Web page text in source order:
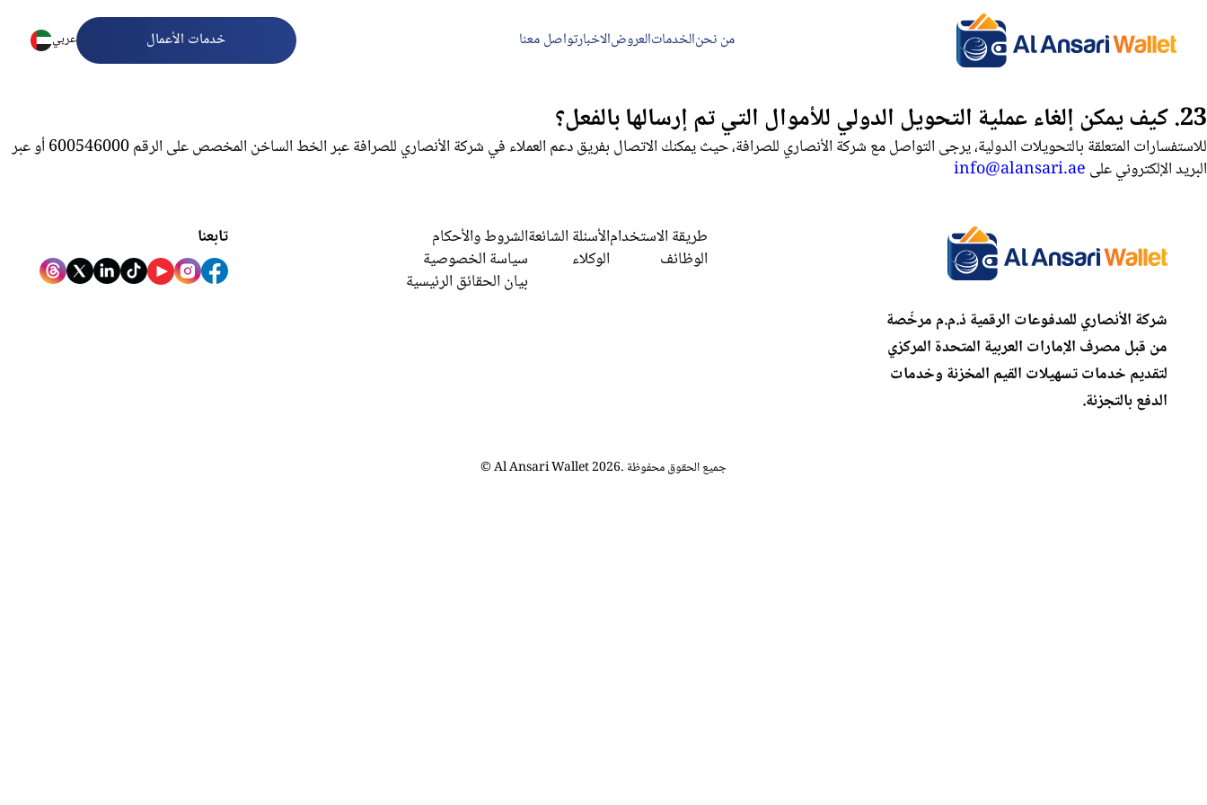
من نحنالخدماتالعروضالاخبارتواصل معنا خدمات الأعمال عربي
23. كيف يمكن إلغاء عملية التحويل الدولي للأموال التي تم إرسالها بالفعل؟
للاستفسارات المتعلقة بالتحويلات الدولية، يرجى التواصل مع شركة الأنصاري للصرافة، حيث يمكنك الاتصال بفريق دعم العملاء في شركة الأنصاري للصرافة عبر الخط الساخن المخصص على الرقم 600546000 أو عبر
البريد الإلكتروني على info@alansari.ae
شركة الأنصاري للمدفوعات الرقمية ذ.م.م مرخّصة
من قبل مصرف الإمارات العربية المتحدة المركزي
لتقديم خدمات تسهيلات القيم المخزنة وخدمات
الدفع بالتجزئة.
طريقة الاستخدام
الوظائف
الأسئلة الشائعة
الوكلاء
الشروط والأحكام
سياسة الخصوصية
بيان الحقائق الرئيسية
تابعنا
© Al Ansari Wallet2026 . جميع الحقوق محفوظة